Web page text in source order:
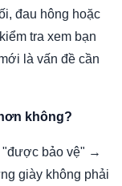
đau hông hoặc
tra xem bạn
là vấn đề cần
không?
"được bảo vệ" →
giày không phải